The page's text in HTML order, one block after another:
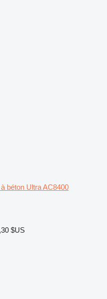
béton Ultra AC8400
$US